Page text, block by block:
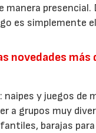
presencial.
es simplemente
novedades más
y juegos de
a grupos muy
barajas para